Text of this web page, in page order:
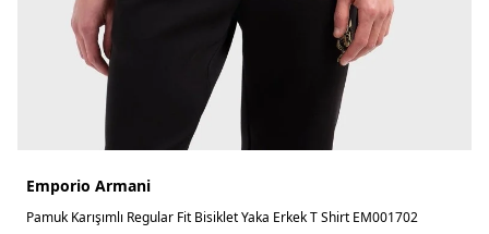
Emporio Armani
Pamuk Karışımlı Regular Fit Bisiklet Yaka Erkek T Shirt EM001702